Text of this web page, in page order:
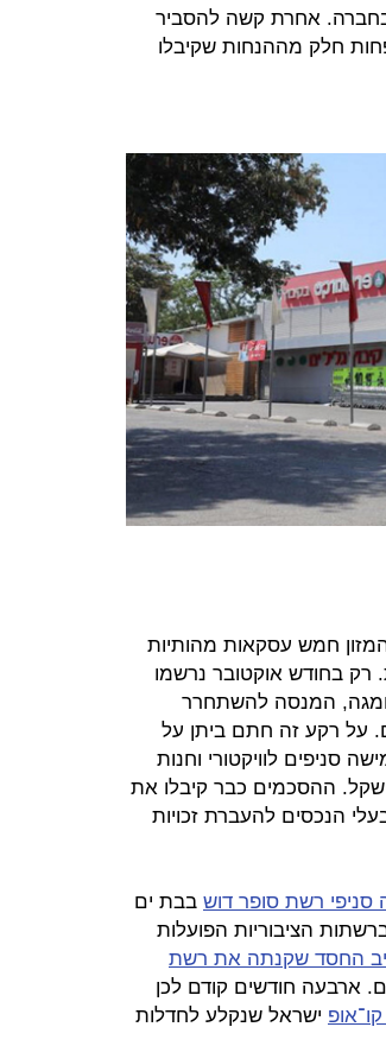
בחברה. אחרת קשה להסביר
חלק מההנחות שקיבלו
חמש עסקאות מהותיות
בחודש אוקטובר נרשמו
ומגה, המנסה להשתחרר
על רקע זה חתם ביתן על
סניפים לוויקטורי וחנות
סטור בסכום כולל של כ־180 מיליון שקל. ההסכמים כבר קיבלו את
הנכסים להעברת זכויות
רשת סופר דוש בבת ים
רק ברשתות הציבוריות הפועלות
החסד שקנתה את רשת
ארבעה חודשים קודם לכן
ישראל שנקלע לחדלות